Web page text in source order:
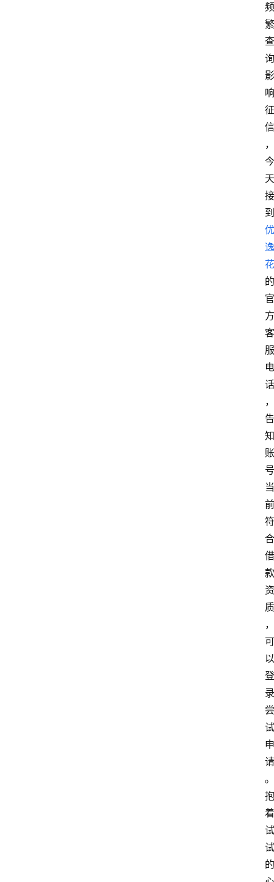
频
繁
查
询
影
响
征
信
，
今
天
接
到
优
逸
花
的
官
方
客
服
电
话
，
告
知
账
号
当
前
符
合
借
款
资
质
，
可
以
登
录
尝
试
申
请
。
抱
着
试
试
的